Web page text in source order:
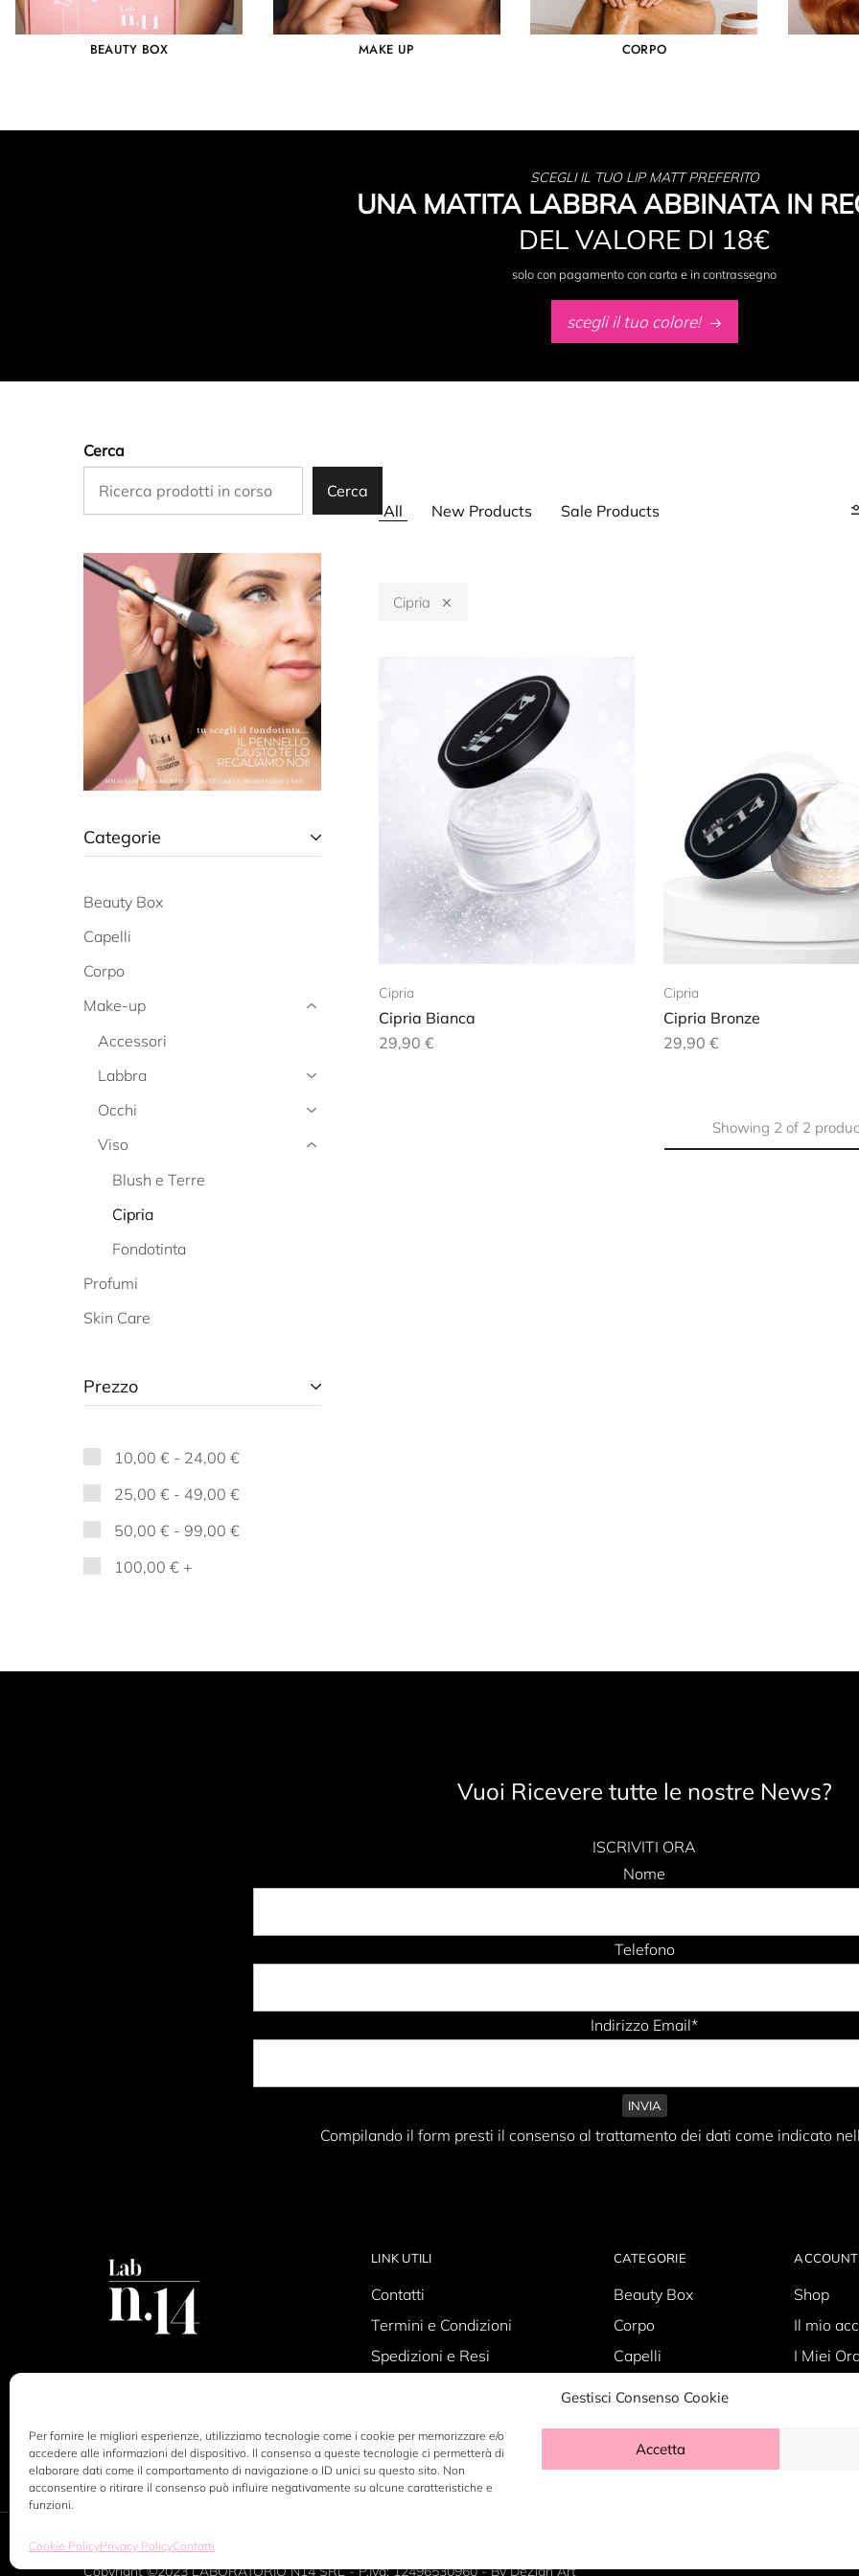
Gestisci Consenso Cookie
Per fornire le migliori esperienze, utilizziamo tecnologie come i cookie per memorizzare e/o
accedere alle informazioni del dispositivo. Il consenso a queste tecnologie ci permetterà di
elaborare dati come il comportamento di navigazione o ID unici su questo sito. Non
acconsentire o ritirare il consenso può influire negativamente su alcune caratteristiche e
funzioni.
Accetta
Cookie PolicyPrivacy PolicyContatti
BEAUTY BOX MAKE UP CORPO
SCEGLI IL TUO LIP MATT PREFERITO
UNA MATITA LABBRA ABBINATA IN
DEL VALORE DI 18€
solo con pagamento con carta e in contrassegno
scegli il tuo colore!
All New Products Sale Products
Cipria
Cipria
Cipria Bianca
29,90 €
Cipria
Cipria Bronze
29,90 €
Showing 2 of 2
Cerca
Cerca
Categorie
Beauty Box
Capelli
Corpo
Make-up
Accessori
Labbra
Occhi
Viso
Blush e Terre
Cipria
Fondotinta
Profumi
Skin Care
Prezzo
10,00 € - 24,00 €
25,00 € - 49,00 €
50,00 € - 99,00 €
100,00 € +
Vuoi Ricevere tutte le nostre News?
ISCRIVITI ORA
Nome
Telefono
Indirizzo Email*
Compilando il form presti il consenso al trattamento dei dati come indicato
LINK UTILI
Contatti
Termini e Condizioni
Spedizioni e Resi
CATEGORIE
Beauty Box
Corpo
Capelli
ACCOUNT
Shop
Il mio
I Miei
Copyright ©2023 LABORATORIO N14 SRL - P.Iva: 12496530960 - ByDeZign Art
Simona M ha appena acquistato
Nexis - Olio Capelli all'Argan & 3 altri prodotti
by